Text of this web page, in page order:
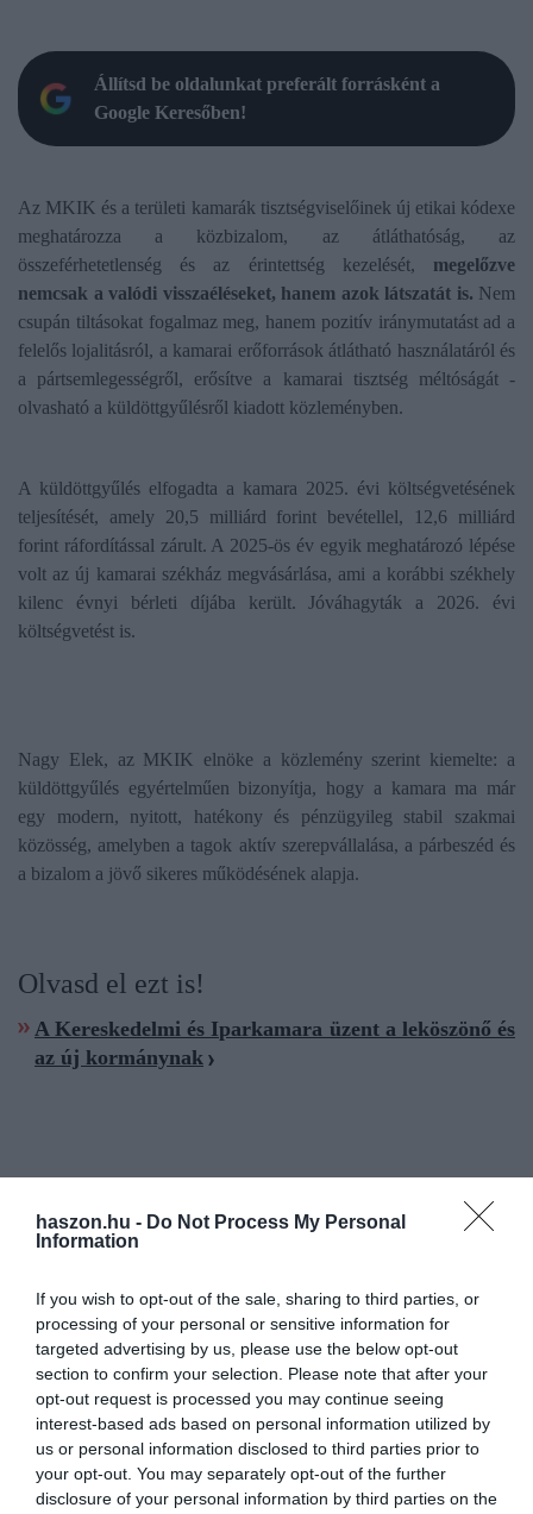
haszon.hu - Do Not Process My Personal
Information
If you wish to opt-out of the sale, sharing to third parties, or
processing of your personal or sensitive information for
targeted advertising by us, please use the below opt-out
section to confirm your selection. Please note that after your
opt-out request is processed you may continue seeing
interest-based ads based on personal information utilized by
us or personal information disclosed to third parties prior to
your opt-out. You may separately opt-out of the further
disclosure of your personal information by third parties on the
Állítsd be oldalunkat preferált forrásként a
Google Keresőben!
Az MKIK és a területi kamarák tisztségviselőinek új etikai kódexe
meghatározza a közbizalom, az átláthatóság, az
összeférhetetlenség és az érintettség kezelését, megelőzve
nemcsak a valódi visszaéléseket, hanem azok látszatát is. Nem
csupán tiltásokat fogalmaz meg, hanem pozitív iránymutatást ad a
felelős lojalitásról, a kamarai erőforrások átlátható használatáról és
a pártsemlegességről, erősítve a kamarai tisztség méltóságát -
olvasható a küldöttgyűlésről kiadott közleményben.
A küldöttgyűlés elfogadta a kamara 2025. évi költségvetésének
teljesítését, amely 20,5 milliárd forint bevétellel, 12,6 milliárd
forint ráfordítással zárult. A 2025-ös év egyik meghatározó lépése
volt az új kamarai székház megvásárlása, ami a korábbi székhely
kilenc évnyi bérleti díjába került. Jóváhagyták a 2026. évi
költségvetést is.
Nagy Elek, az MKIK elnöke a közlemény szerint kiemelte: a
küldöttgyűlés egyértelműen bizonyítja, hogy a kamara ma már
egy modern, nyitott, hatékony és pénzügyileg stabil szakmai
közösség, amelyben a tagok aktív szerepvállalása, a párbeszéd és
a bizalom a jövő sikeres működésének alapja.
Olvasd el ezt is!
A Kereskedelmi és Iparkamara üzent a leköszönő és
az új kormánynak
költségvetés